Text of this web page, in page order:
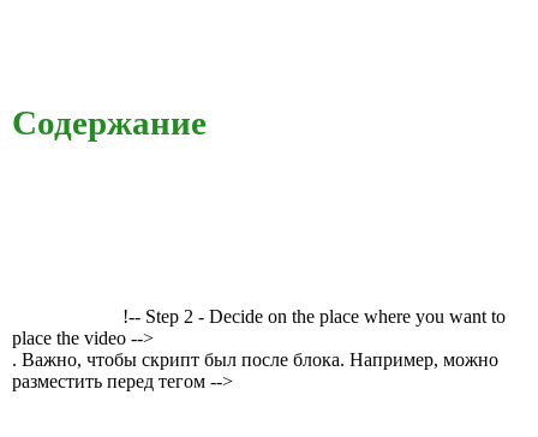
Содержание
!-- Step 2 - Decide on the place where you want to
place the video -->
. Важно, чтобы скрипт был после блока. Например, можно
разместить перед тегом -->